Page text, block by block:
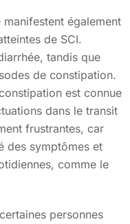
également
de SCI.
tandis que
de constipation.
est connue
dans le transit
frustrantes, car
des symptômes et
comme le
personnes